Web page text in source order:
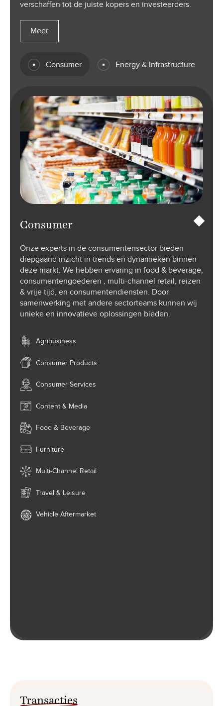
verschaffen tot de juiste kopers en investeerders.
Consumer Energy & Infrastructure
Meer
Consumer
Onze experts in de consumentensector bieden
diepgaand inzicht in trends en dynamieken binnen
deze markt. We hebben ervaring in food & beverage,
consumentengoederen , multi-channel retail, reizen
& vrije tijd, en consumentendiensten. Door
samenwerking met andere sectorteams kunnen wij
unieke en innovatieve oplossingen bieden.
Agribusiness
Consumer Products
Consumer Services
Content & Media
Food & Beverage
Furniture
Multi-Channel Retail
Travel & Leisure
Vehicle Aftermarket
Transacties